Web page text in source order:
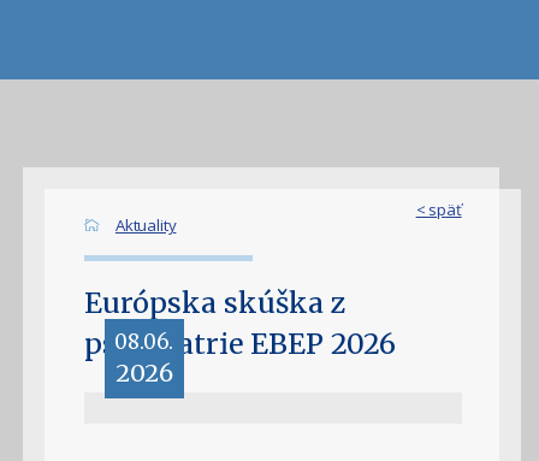
< späť
Aktuality
Európska skúška z
psychiatrie EBEP 2026
08.06.
2026